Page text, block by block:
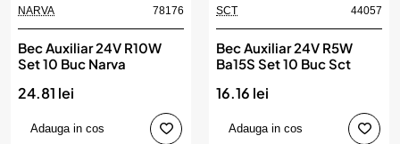
NARVA 78176
Bec Auxiliar 24V R10W
Set 10 Buc Narva
24.81 lei
Adauga in cos
SCT 44057
Bec Auxiliar 24V R5W
Ba15S Set 10 Buc Sct
16.16 lei
Adauga in cos